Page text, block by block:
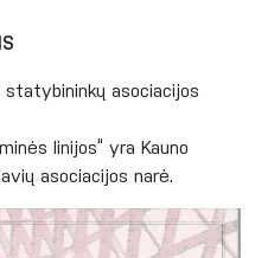
asociacijos
linijos“ yra Kauno
asociacijos narė.